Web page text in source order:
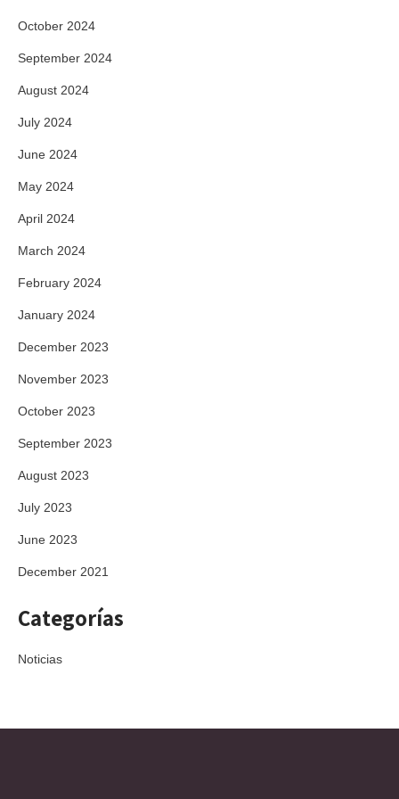
October 2024
September 2024
August 2024
July 2024
June 2024
May 2024
April 2024
March 2024
February 2024
January 2024
December 2023
November 2023
October 2023
September 2023
August 2023
July 2023
June 2023
December 2021
Categorías
Noticias